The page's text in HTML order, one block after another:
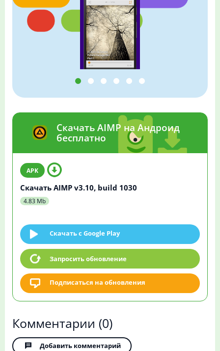
Скачать AIMP на Андроид
бесплатно
Скачать AIMP v3.10, build 1030
4.83 Mb
Скачать c Google Play
Запросить обновление
Подписаться на обновления
Комментарии (0)
Добавить комментарий